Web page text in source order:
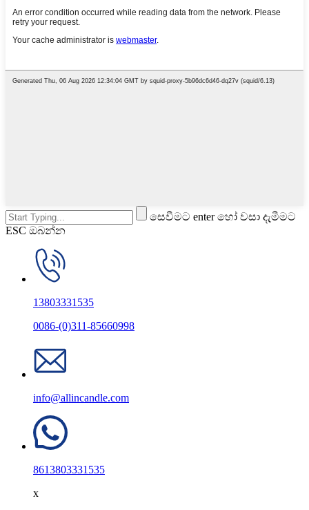
සෙවීමට enter හෝ වසා දැමීමට
ESC ඔබන්න
13803331535
0086-(0)311-85660998
info@allincandle.com
8613803331535
x